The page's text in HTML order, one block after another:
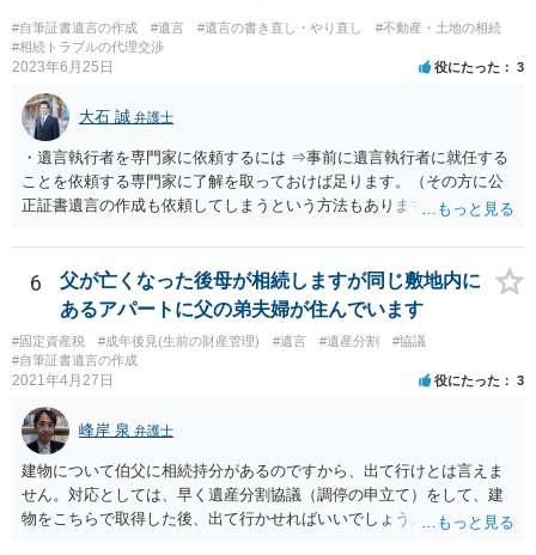
#自筆証書遺言の作成 #遺言 #遺言の書き直し・やり直し
#不動産・土地の相続
#相続トラブルの代理交渉
2023年6月25日 役にたった 3
大石 誠 弁護士
・遺言執行者を専門家に依頼するには ⇒事前に遺言執行者に就任する
ことを依頼する専門家に了解を取っておけば足ります。（その方に公
正証書遺言の作成も依頼してしまうという方法もあります） 事前に了
ません。 遺言執行者に就任し、遺言執行が完了したときの報酬だけ、
弁護士費用としてかかります。 ・亡くなった際に、法務局に預けた自
筆証書遺言の存在を親族がなかったものにされる可能性 ⇒自筆の遺言
書を法務局に保管した場合、死亡後、法務局に遺言書の有無を照会す
ることになりますので、「法務局に預けた自筆証書遺言の存在を親族
がなかったもの」にすることはできません。 存在をなかったものにす
がありえますが、その予防方法は、遺言者と面談してみないと判断が
難しいです。
6
父が亡くなった後母が相続しますが同じ敷地内に
あるアパートに父の弟夫婦が住んでいます
#固定資産税 #成年後見(生前の財産管理) #遺言 #遺産分割
#協議
#自筆証書遺言の作成
2021年4月27日 役にたった 3
峰岸 泉 弁護士
建物について伯父に相続持分があるのですから、出て行けとは言えま
せん。対応としては、早く遺産分割協議（調停の申立て）をして、建
物をこちらで取得した後、出て行かせればいいでしょう。 建物の固定